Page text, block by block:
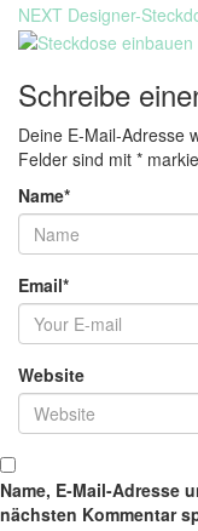
NEXT Next
post:
Designer-
Schreibe
Deine E-Mail-Adresse
Felder sind mit *
Name*
Email*
Website
Name, E-Mail-Adresse
nächsten Kommentar